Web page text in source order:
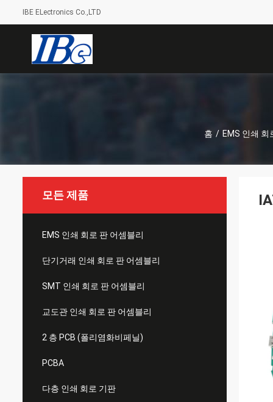
IBE ELectronics Co.,LTD
홈 / EMS 인쇄 회
모든 제품
EMS 인쇄 회로 판 어셈블리
단기거래 인쇄 회로 판 어셈블리
SMT 인쇄 회로 판 어셈블리
교도관 인쇄 회로 판 어셈블리
2 층 PCB (폴리염화비페닐)
PCBA
다층 인쇄 회로 기판